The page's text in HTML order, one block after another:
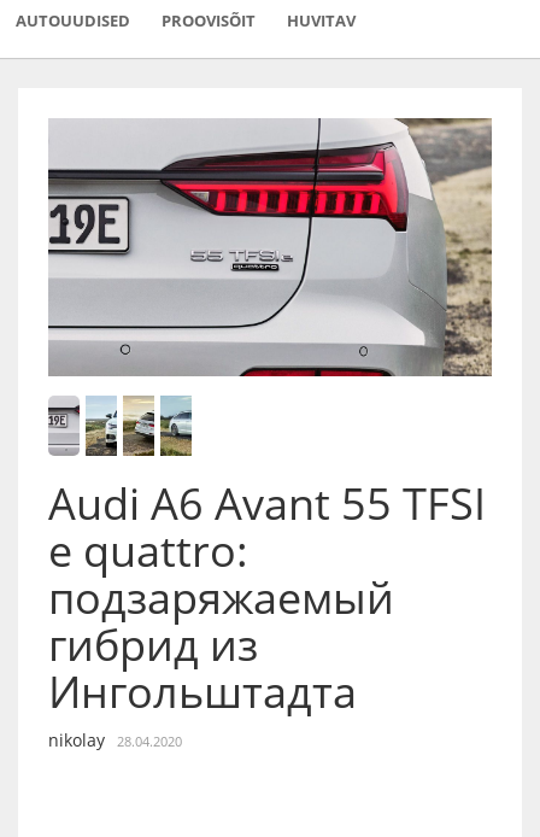
AUTOUUDISED PROOVISÕIT HUVITAV
Audi A6 Avant 55 TFSI
e quattro:
подзаряжаемый
гибрид из
Ингольштадта
nikolay 28.04.2020